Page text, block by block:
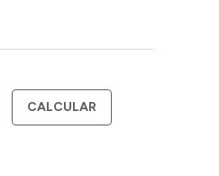
CALCULAR